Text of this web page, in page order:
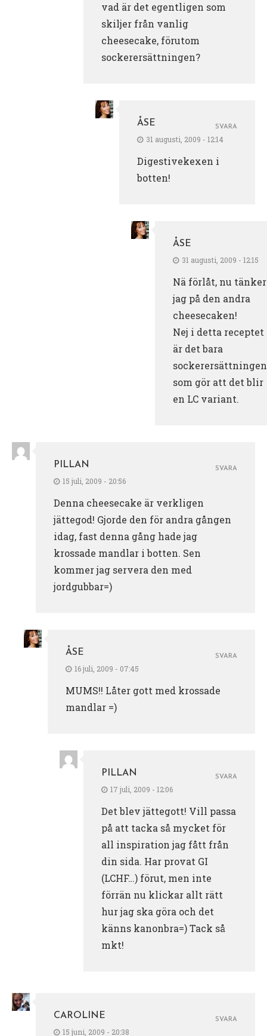
vad är det egentligen som
skiljer från vanlig
cheesecake, förutom
sockerersättningen?
ÅSE
31 augusti, 2009 - 12:14
Digestivekexen i
botten!
SVARA
ÅSE
31 augusti, 2009 - 12:15
Nä förlåt, nu tänker
jag på den andra
cheesecaken!
Nej i detta receptet
är det bara
sockerersättningen
som gör att det blir
en LC variant.
PILLAN
15 juli, 2009 - 20:56
Denna cheesecake är verkligen
jättegod! Gjorde den för andra gången
idag, fast denna gång hade jag
krossade mandlar i botten. Sen
kommer jag servera den med
jordgubbar=)
SVARA
ÅSE
16 juli, 2009 - 07:45
MUMS!! Låter gott med krossade
mandlar =)
SVARA
PILLAN
17 juli, 2009 - 12:06
Det blev jättegott! Vill passa
på att tacka så mycket för
all inspiration jag fått från
din sida. Har provat GI
(LCHF…) förut, men inte
förrän nu klickar allt rätt
hur jag ska göra och det
känns kanonbra=) Tack så
mkt!
SVARA
CAROLINE
15 juni, 2009 - 20:38
SVARA